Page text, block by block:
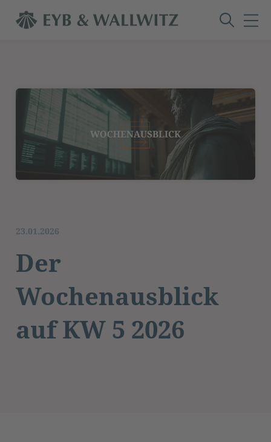
23.01.2026
Der
Wochenausblick
auf KW 5 2026